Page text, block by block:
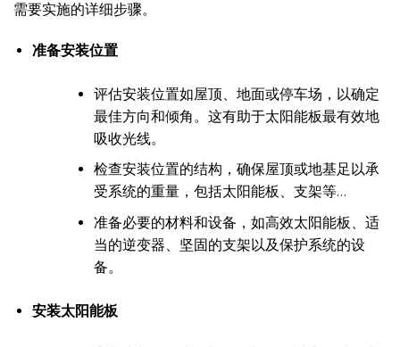
需要实施的详细步骤。
准备安装位置
评估安装位置如屋顶、地面或停车场，以确定
最佳方向和倾角。这有助于太阳能板最有效地
吸收光线。
检查安装位置的结构，确保屋顶或地基足以承
受系统的重量，包括太阳能板、支架等…
准备必要的材料和设备，如高效太阳能板、适
当的逆变器、坚固的支架以及保护系统的设
备。
安装太阳能板